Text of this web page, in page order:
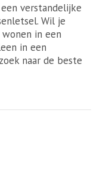
verstandelijke
Wil je
in een
in een
naar de beste